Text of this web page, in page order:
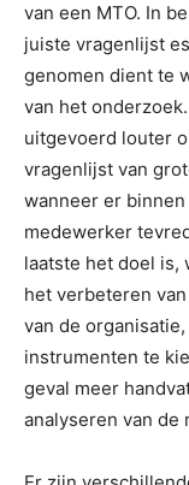
van een MTO. In
juiste vragenlijst
genomen dient te
van het
uitgevoerd louter
vragenlijst van
wanneer er
medewerker
laatste het doel is,
het verbeteren
van de
instrumenten te
geval meer
analyseren van de